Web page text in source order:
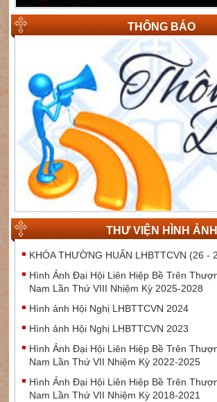
THÔNG BÁO
THƯ VIỆN HÌNH ẢNH
KHÓA THƯỜNG HUẤN LHBTTCVN (26 -
Hình Ảnh Đại Hội Liên Hiệp Bề Trên
Nam Lần Thứ VIII Nhiệm Kỳ 2025-2028
Hình ảnh Hội Nghị LHBTTCVN 2024
Hình ảnh Hội Nghị LHBTTCVN 2023
Hình Ảnh Đại Hội Liên Hiệp Bề Trên
Nam Lần Thứ VII Nhiệm Kỳ 2022-2025
Hình Ảnh Đại Hội Liên Hiệp Bề Trên
Nam Lần Thứ VII Nhiệm Kỳ 2018-2021